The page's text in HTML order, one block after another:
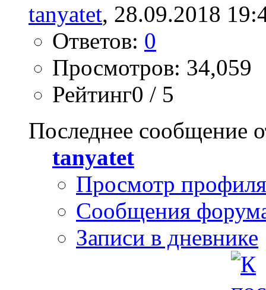
tanyatet, 28.09.2018
Ответов: 0
Просмотров: 34,059
Рейтинг0 / 5
Последнее сообщение
tanyatet
Просмотр профиля
Сообщения
Записи в дневнике